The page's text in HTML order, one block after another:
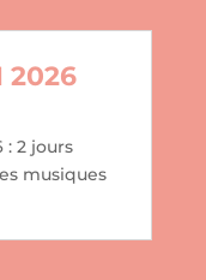
2026
: 2 jours
musiques